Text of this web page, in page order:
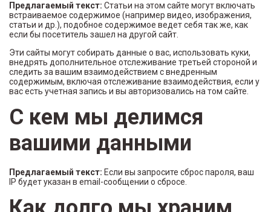
Предлагаемый текст: Статьи на этом сайте могут включать
встраиваемое содержимое (например видео, изображения,
статьи и др.), подобное содержимое ведет себя так же, как
если бы посетитель зашел на другой сайт.
Эти сайты могут собирать данные о вас, использовать куки,
внедрять дополнительное отслеживание третьей стороной и
следить за вашим взаимодействием с внедренным
содержимым, включая отслеживание взаимодействия, если у
вас есть учетная запись и вы авторизовались на том сайте.
С кем мы делимся
вашими данными
Предлагаемый текст: Если вы запросите сброс пароля, ваш
IP будет указан в email-сообщении о сбросе.